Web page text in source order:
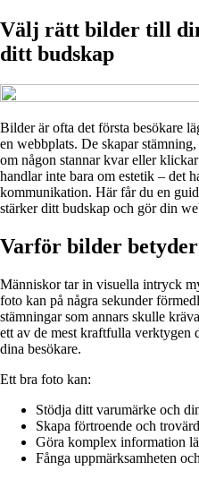
Välj rätt bilder till
ditt budskap
Bilder är ofta det första besökare
en webbplats. De skapar
om någon stannar kvar eller
handlar inte bara om estetik – det
kommunikation. Här får du en
stärker ditt budskap och gör din
Varför bilder
Människor tar in visuella intryck
foto kan på några sekunder
stämningar som annars skulle
ett av de mest kraftfulla verktygen
dina besökare.
Ett bra foto kan:
Stödja ditt varumärke och
Skapa förtroende och
Göra komplex information
Fånga uppmärksamheten